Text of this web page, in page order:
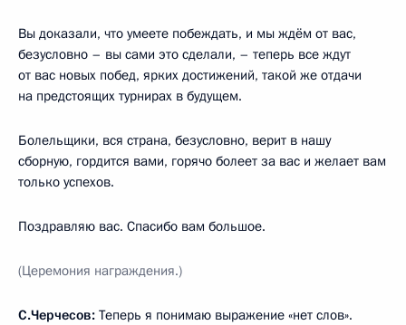
Вы доказали, что умеете побеждать, и мы ждём от вас,
безусловно – вы сами это сделали, – теперь все ждут
от вас новых побед, ярких достижений, такой же отдачи
на предстоящих турнирах в будущем.
Болельщики, вся страна, безусловно, верит в нашу
сборную, гордится вами, горячо болеет за вас и желает вам
только успехов.
Поздравляю вас. Спасибо вам большое.
(Церемония награждения.)
С.Черчесов: Теперь я понимаю выражение «нет слов».